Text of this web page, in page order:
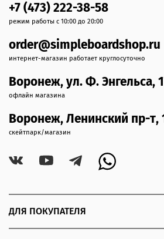
ДЛЯ ПОКУПАТЕЛЯ
+7 (473) 222-38-58
режим работы с 10:00 до 20:00
order@simpleboardshop.ru
интернет-магазин работает круглосуточно
Воронеж, ул. Ф. Энгельса,
офлайн магазина
Воронеж, Ленинский пр-т,
скейтпарк/магазин